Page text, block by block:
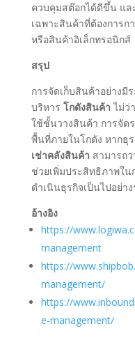
ควบคุมสต๊อกได้ดีขึ้น แล
เฉพาะสินค้าที่ต้องการก
หรือสินค้าอิเล็กทรอนิกส์
สรุป
การจัดเก็บสินค้าอย่าง
บริหาร โกดังสินค้า ไม่ว่
ใช้ชั้นวางสินค้า การจัด
พื้นที่ภายในโกดัง หากธุ
เช่าคลังสินค้า สามารถ
ช่วยเพิ่มประสิทธิภาพใ
ดำเนินธุรกิจเป็นไปอย่า
อ้างอิง
https://
management
https://
management/
https://
e-management/